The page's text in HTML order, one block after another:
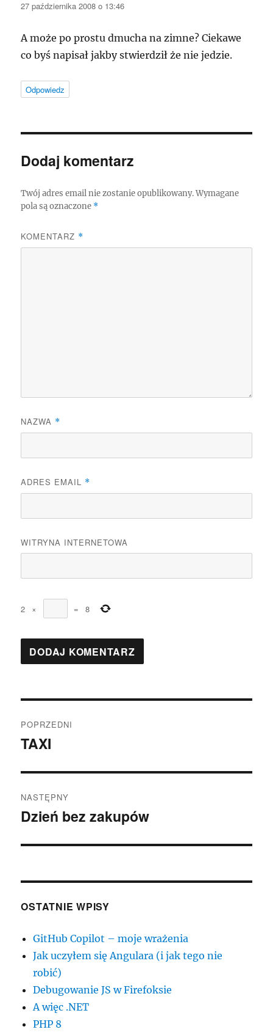
27 października 2008 o 13:46
A może po prostu dmucha na zimne? Ciekawe
co byś napisał jakby stwierdził że nie jedzie.
Odpowiedz
Dodaj komentarz
Twój adres email nie zostanie opublikowany. Wymagane
pola są oznaczone *
KOMENTARZ *
NAZWA *
ADRES EMAIL *
WITRYNA INTERNETOWA
2 × = 8
wpisu
POPRZEDNI
Poprzedni
TAXI
NASTĘPNY
Następny
Dzień bez zakupów
OSTATNIE WPISY
GitHub Copilot – moje wrażenia
Jak uczyłem się Angulara (i jak tego nie
robić)
Debugowanie JS w Firefoksie
A więc .NET
PHP 8